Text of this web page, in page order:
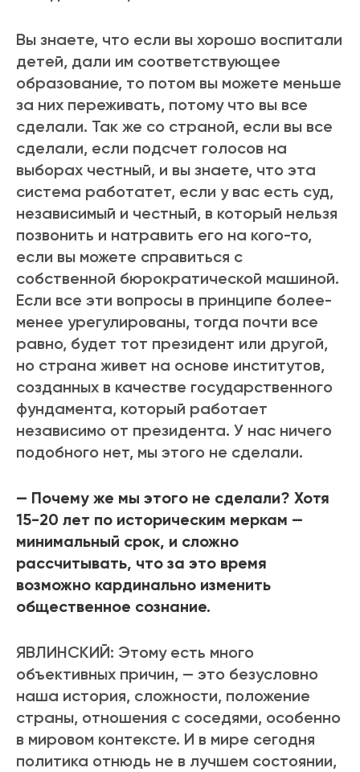
Вы знаете, что если вы хорошо воспитали
детей, дали им соответствующее
образование, то потом вы можете меньше
за них переживать, потому что вы все
сделали. Так же со страной, если вы все
сделали, если подсчет голосов на
выборах честный, и вы знаете, что эта
система работатет, если у вас есть суд,
независимый и честный, в который нельзя
позвонить и натравить его на кого-то,
если вы можете справиться с
собственной бюрократической машиной.
Если все эти вопросы в принципе более-
менее урегулированы, тогда почти все
равно, будет тот президент или другой,
но страна живет на основе институтов,
созданных в качестве государственного
фундамента, который работает
независимо от президента. У нас ничего
подобного нет, мы этого не сделали.
— Почему же мы этого не сделали? Хотя
15-20 лет по историческим меркам —
минимальный срок, и сложно
рассчитывать, что за это время
возможно кардинально изменить
общественное сознание.
ЯВЛИНСКИЙ: Этому есть много
объективных причин, — это безусловно
наша история, сложности, положение
страны, отношения с соседями, особенно
в мировом контексте. И в мире сегодня
политика отнюдь не в лучшем состоянии,